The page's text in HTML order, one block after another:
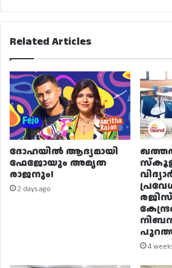
Related Articles
ദോഹയിൽ ആദ്യമായി
ഫേജോയും അമൃത
രാജനും!
2 days ago
4